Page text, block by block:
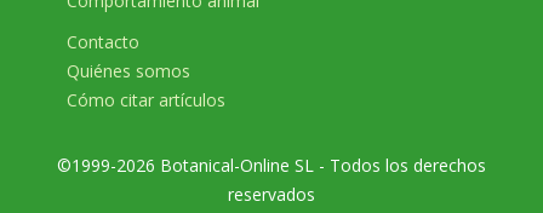
Contacto
Quiénes somos
Cómo citar artículos
©1999-2026 Botanical-Online SL - Todos los derechos
reservados